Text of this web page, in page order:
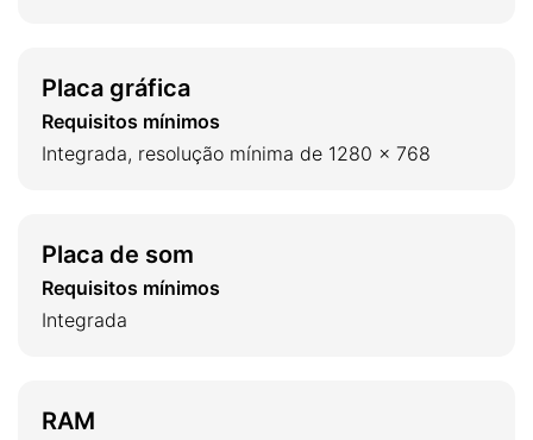
Placa gráfica
Requisitos mínimos
Integrada, resolução mínima de 1280 x 768
Placa de som
Requisitos mínimos
Integrada
RAM